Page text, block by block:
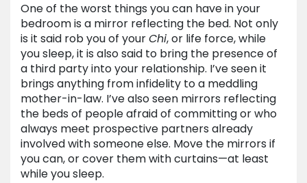
One of the worst things you can have in your
bedroom is a mirror reflecting the bed. Not only
is it said rob you of yourChi, or life force, while
you sleep, it is also said to bring the presence of
a third party into your relationship. I’ve seen it
brings anything from infidelity to a meddling
mother-in-law. I’ve also seen mirrors reflecting
the beds of people afraid of committing or who
always meet prospective partners already
involved with someone else. Move the mirrors if
you can, or cover them with curtains—at least
while you sleep.